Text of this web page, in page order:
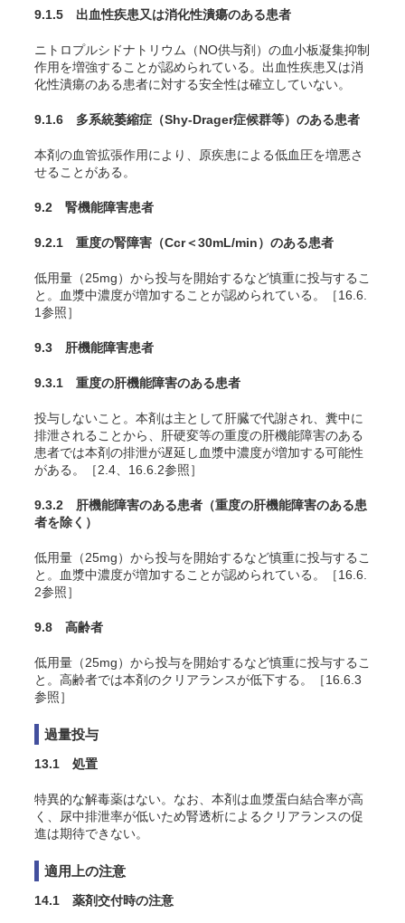
9.1.5 出血性疾患又は消化性潰瘍のある患者
ニトロプルシドナトリウム（NO供与剤）の血小板凝集抑制
作用を増強することが認められている。出血性疾患又は消
化性潰瘍のある患者に対する安全性は確立していない。
9.1.6 多系統萎縮症（Shy-Drager症候群等）のある患者
本剤の血管拡張作用により、原疾患による低血圧を増悪さ
せることがある。
9.2 腎機能障害患者
9.2.1 重度の腎障害（Ccr＜30mL/min）のある患者
低用量（25mg）から投与を開始するなど慎重に投与するこ
と。血漿中濃度が増加することが認められている。［16.6.
1参照］
9.3 肝機能障害患者
9.3.1 重度の肝機能障害のある患者
投与しないこと。本剤は主として肝臓で代謝され、糞中に
排泄されることから、肝硬変等の重度の肝機能障害のある
患者では本剤の排泄が遅延し血漿中濃度が増加する可能性
がある。［2.4、16.6.2参照］
9.3.2 肝機能障害のある患者（重度の肝機能障害のある患
者を除く）
低用量（25mg）から投与を開始するなど慎重に投与するこ
と。血漿中濃度が増加することが認められている。［16.6.
2参照］
9.8 高齢者
低用量（25mg）から投与を開始するなど慎重に投与するこ
と。高齢者では本剤のクリアランスが低下する。［16.6.3
参照］
過量投与
13.1 処置
特異的な解毒薬はない。なお、本剤は血漿蛋白結合率が高
く、尿中排泄率が低いため腎透析によるクリアランスの促
進は期待できない。
適用上の注意
14.1 薬剤交付時の注意